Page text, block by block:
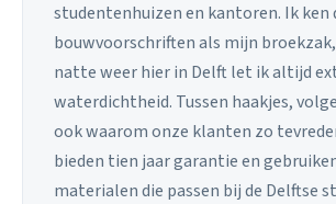
studentenhuizen en kantoren. Ik ken
bouwvoorschriften als mijn
natte weer hier in Delft let ik altijd
waterdichtheid. Tussen haakjes,
ook waarom onze klanten zo
bieden tien jaar garantie en
materialen die passen bij de Delftse